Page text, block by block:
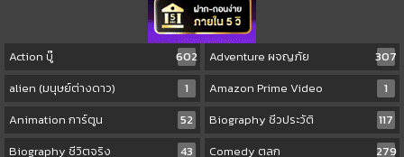
Action บู๊ 602 Adventure ผจญภัย
307
alien (มนุษย์ต่างดาว)
1 Amazon Prime Video
1
Animation การ์ตูน
52 Biography ชีวประวัติ
117
Biography ชีวิตจริง
43 Comedy ตลก
279